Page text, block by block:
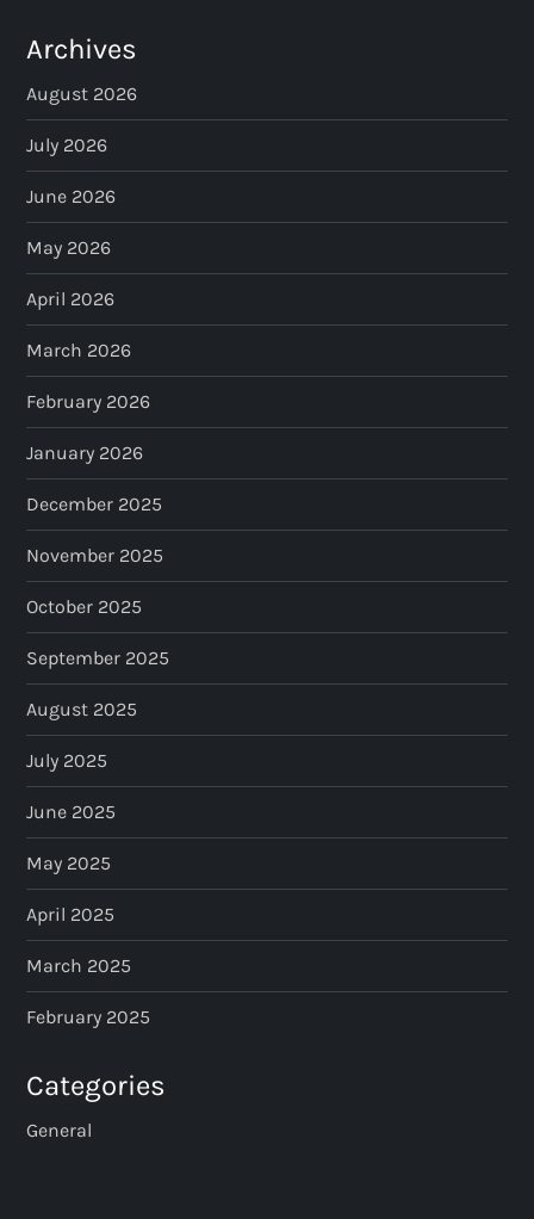
s
p
a
g
i
n
a
t
i
o
n
Archives
August 2026
July 2026
June 2026
May 2026
April 2026
March 2026
February 2026
January 2026
December 2025
November 2025
October 2025
September 2025
August 2025
July 2025
June 2025
May 2025
April 2025
March 2025
February 2025
Categories
General